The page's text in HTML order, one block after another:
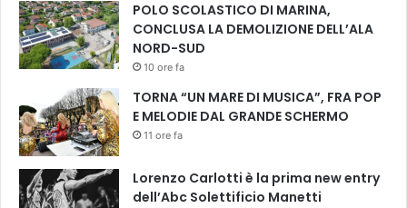
o
n
e
s
o
a
POLO SCOLASTICO DI MARINA,
CONCLUSA LA DEMOLIZIONE DELL’ALA
NORD-SUD
10 ore fa
TORNA “UN MARE DI MUSICA”, FRA POP
E MELODIE DAL GRANDE SCHERMO
11 ore fa
Lorenzo Carlotti è la prima new entry
dell’Abc Solettificio Manetti